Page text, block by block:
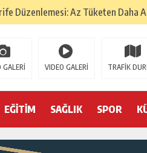
Düzenlemesi: Az Tüketen Daha
Tatarlarının Tepreş Coşkusu
3 devri
GALERİ VIDEO GALERİ TRAFİK
EĞİTİM SAĞLIK SPOR